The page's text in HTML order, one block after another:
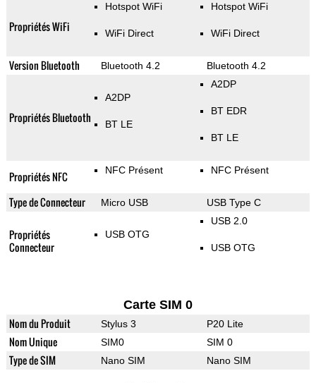
Propriétés WiFi
Hotspot WiFi
WiFi Direct
Hotspot WiFi
WiFi Direct
Version Bluetooth Bluetooth 4.2 Bluetooth 4.2
Propriétés Bluetooth
A2DP
BT LE
A2DP
BT EDR
BT LE
Propriétés NFC NFC Présent NFC Présent
Type de Connecteur Micro USB USB Type C
Propriétés
Connecteur
USB OTG
USB 2.0
USB OTG
Carte SIM 0
Nom du Produit Stylus 3 P20 Lite
Nom Unique SIM0 SIM 0
Type de SIM Nano SIM Nano SIM